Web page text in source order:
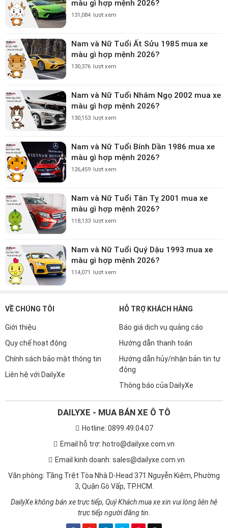
màu gì hợp mệnh 2026?
131,084 lượt xem
Nam và Nữ Tuổi Ất Sửu 1985 mua xe
màu gì hợp mệnh 2026?
130,376 lượt xem
Nam và Nữ Tuổi Nhâm Ngọ 2002 mua xe
màu gì hợp mệnh 2026?
130,153 lượt xem
Nam và Nữ Tuổi Bính Dần 1986 mua xe
màu gì hợp mệnh 2026?
126,459 lượt xem
Nam và Nữ Tuổi Tân Tỵ 2001 mua xe
màu gì hợp mệnh 2026?
118,133 lượt xem
Nam và Nữ Tuổi Quý Dậu 1993 mua xe
màu gì hợp mệnh 2026?
114,071 lượt xem
VỀ CHÚNG TÔI
Giới thiệu
Quy chế hoạt động
Chính sách bảo mật thông tin
Liên hệ với DailyXe
HỖ TRỢ KHÁCH HÀNG
Báo giá dịch vụ quảng cáo
Hướng dẫn thanh toán
Hướng dẫn hủy/nhận bản tin tự
động
Thông báo của DailyXe
DAILYXE - MUA BÁN XE Ô TÔ
Hotline: 0899.49.04.07
Email hỗ trợ: hotro@dailyxe.com.vn
Email kinh doanh: sales@dailyxe.com.vn
Văn phòng: Tầng Trệt Tòa Nhà D-Head 371 Nguyễn Kiệm, Phường
3, Quận Gò Vấp, TP.HCM.
DailyXe không bán xe trực tiếp, Quý Khách mua xe xin vui lòng liên hệ
trực tiếp người đăng tin.